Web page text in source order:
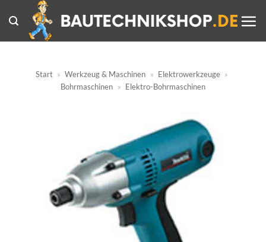
Inhalt
springen
Start » Werkzeug & Maschinen » Elektrowerkzeuge »
Bohrmaschinen » Elektro-Bohrmaschinen